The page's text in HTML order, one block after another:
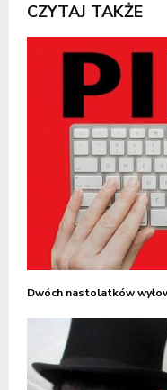
CZYTAJ TAKŻE
Dwóch nastolatków